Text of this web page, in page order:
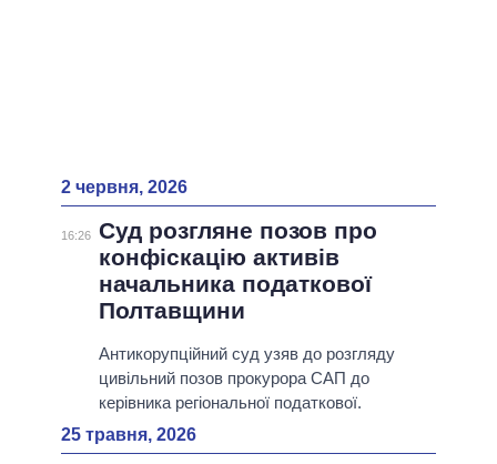
2 червня, 2026
16:26 Суд розгляне позов про
конфіскацію активів
начальника податкової
Полтавщини
Антикорупційний суд узяв до розгляду
цивільний позов прокурора САП до
керівника регіональної податкової.
25 травня, 2026